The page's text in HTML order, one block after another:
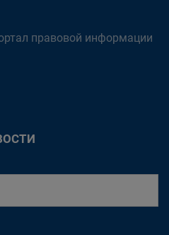
правовой информации